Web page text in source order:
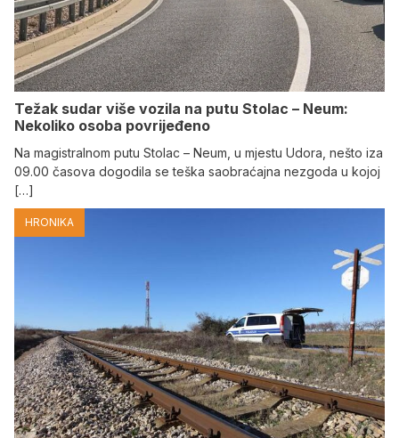
Težak sudar više vozila na putu Stolac – Neum:
Nekoliko osoba povrijeđeno
Na magistralnom putu Stolac – Neum, u mjestu Udora, nešto iza
09.00 časova dogodila se teška saobraćajna nezgoda u kojoj
[…]
HRONIKA